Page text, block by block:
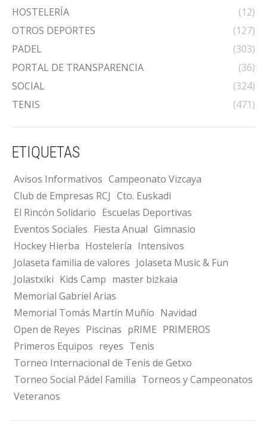
HOSTELERÍA
(12)
OTROS DEPORTES
(127)
PADEL
(303)
PORTAL DE TRANSPARENCIA
(36)
SOCIAL
(324)
TENIS
(471)
ETIQUETAS
Avisos Informativos Campeonato Vizcaya
Club de Empresas RCJ Cto. Euskadi
El Rincón Solidario Escuelas Deportivas
Eventos Sociales Fiesta Anual Gimnasio
Hockey Hierba Hostelería Intensivos
Jolaseta familia de valores Jolaseta Music & Fun
Jolastxiki Kids Camp master bizkaia
Memorial Gabriel Arias
Memorial Tomás Martín Muñío Navidad
Open de Reyes Piscinas pRIME PRIMEROS
Primeros Equipos reyes Tenis
Torneo Internacional de Tenis de Getxo
Torneo Social Pádel Familia Torneos y Campeonatos
Veteranos